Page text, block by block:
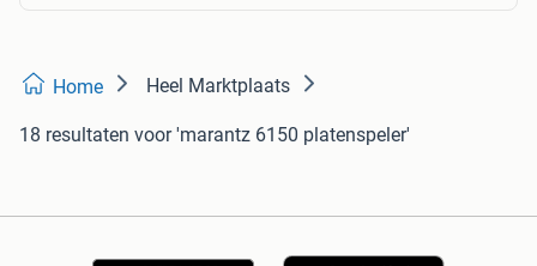
Home Heel Marktplaats
18 resultaten voor 'marantz 6150 platenspeler'